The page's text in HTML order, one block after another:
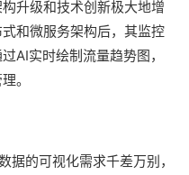
升级和技术创新极大地增
和微服务架构后，其监控
AI实时绘制流量趋势图，
。
据的可视化需求千差万别，